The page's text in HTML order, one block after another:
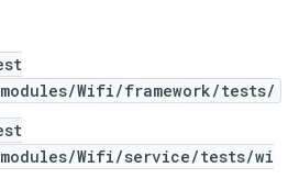
Wifi/framework/tests/
modules/Wifi/service/tests/wi